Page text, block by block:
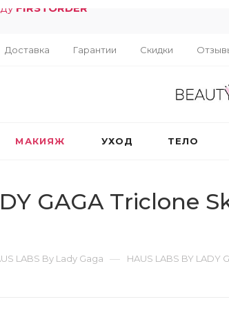
FIRSTORDER
Доставка Гарантии Скидки
МАКИЯЖ УХОД ТЕЛО
GAGA Triclone
LABS By Lady Gaga — HAUS LABS BY